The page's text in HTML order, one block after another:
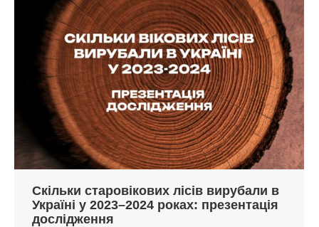
Скільки старовікових лісів вирубали в
Україні у 2023–2024 роках: презентація
дослідження